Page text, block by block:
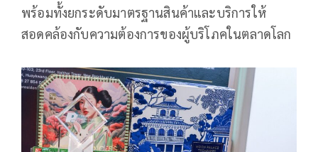
พร้อมทั้งยกระดับมาตรฐานสินค้าและบริการให้
สอดคล้องกับความต้องการของผู้บริโภคในตลาดโลก